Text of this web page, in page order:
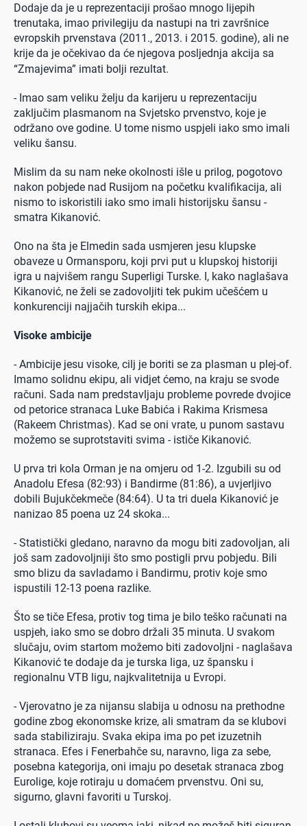
Dodaje da je u reprezentaciji prošao mnogo lijepih
trenutaka, imao privilegiju da nastupi na tri završnice
evropskih prvenstava (2011., 2013. i 2015. godine), ali ne
krije da je očekivao da će njegova posljednja akcija sa
“Zmajevima” imati bolji rezultat.
- Imao sam veliku želju da karijeru u reprezentaciju
zaključim plasmanom na Svjetsko prvenstvo, koje je
održano ove godine. U tome nismo uspjeli iako smo imali
veliku šansu.
Mislim da su nam neke okolnosti išle u prilog, pogotovo
nakon pobjede nad Rusijom na početku kvalifikacija, ali
nismo to iskoristili iako smo imali historijsku šansu -
smatra Kikanović.
Ono na šta je Elmedin sada usmjeren jesu klupske
obaveze u Ormansporu, koji prvi put u klupskoj historiji
igra u najvišem rangu Superligi Turske. I, kako naglašava
Kikanović, ne želi se zadovoljiti tek pukim učešćem u
konkurenciji najjačih turskih ekipa...
Visoke ambicije
- Ambicije jesu visoke, cilj je boriti se za plasman u plej-of.
Imamo solidnu ekipu, ali vidjet ćemo, na kraju se svode
računi. Sada nam predstavljaju probleme povrede dvojice
od petorice stranaca Luke Babića i Rakima Krismesa
(Rakeem Christmas). Kad se oni vrate, u punom sastavu
možemo se suprotstaviti svima - ističe Kikanović.
U prva tri kola Orman je na omjeru od 1-2. Izgubili su od
Anadolu Efesa (82:93) i Bandirme (81:86), a uvjerljivo
dobili Bujukčekmeče (84:64). U ta tri duela Kikanović je
nanizao 85 poena uz 24 skoka...
- Statistički gledano, naravno da mogu biti zadovoljan, ali
još sam zadovoljniji što smo postigli prvu pobjedu. Bili
smo blizu da savladamo i Bandirmu, protiv koje smo
ispustili 12-13 poena razlike.
Što se tiče Efesa, protiv tog tima je bilo teško računati na
uspjeh, iako smo se dobro držali 35 minuta. U svakom
slučaju, ovim startom možemo biti zadovoljni - naglašava
Kikanović te dodaje da je turska liga, uz špansku i
regionalnu VTB ligu, najkvalitetnija u Evropi.
- Vjerovatno je za nijansu slabija u odnosu na prethodne
godine zbog ekonomske krize, ali smatram da se klubovi
sada stabiliziraju. Svaka ekipa ima po pet izuzetnih
stranaca. Efes i Fenerbahče su, naravno, liga za sebe,
posebna kategorija, oni imaju po desetak stranaca zbog
Eurolige, koje rotiraju u domaćem prvenstvu. Oni su,
sigurno, glavni favoriti u Turskoj.